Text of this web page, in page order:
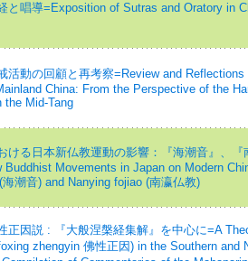
と唱導=Exposition of Sutras and Oratory in
活動の回顧と再考察=Review and
China: From the Perspective of the
the Mid-Tang
ける日本新仏教運動の影響：『海潮音』、
Buddhist Movements in Japan on Modern
潮音) and Nanying fojiao (南瀛仏教)
正因説 : 『大般涅槃経集解』を中心に=A
zhengyin 佛性正因) in the Southern and